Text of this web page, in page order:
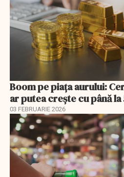
Boom pe piața aurului:
ar putea crește cu până la
03 FEBRUARIE 2026